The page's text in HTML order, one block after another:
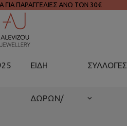
ΠΑΡΑΓΓΕΛΙΕΣ ΑΝΩ ΤΩΝ 30€
ΕΙΔΗ
ΔΩΡΩΝ/
ΣΥΛΛΟΓΕΣ